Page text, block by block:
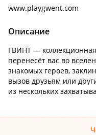
www.playgwent.com
Описание
ГВИНТ —
перенесёт вас во
знакомых героев,
вызов друзьям или
из нескольких